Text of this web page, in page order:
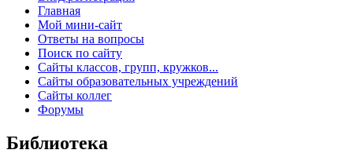
Главная
Мой мини-сайт
Ответы на вопросы
Поиск по сайту
Сайты классов, групп, кружков...
Сайты образовательных учреждений
Сайты коллег
Форумы
Библиотека